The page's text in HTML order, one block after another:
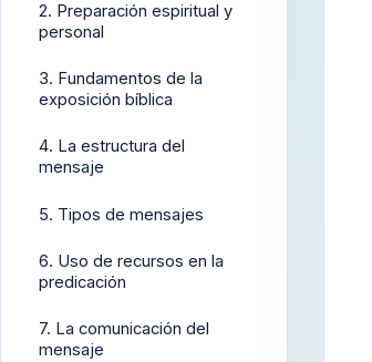
2. Preparación espiritual y
personal
3. Fundamentos de la
exposición bíblica
4. La estructura del
mensaje
5. Tipos de mensajes
6. Uso de recursos en la
predicación
7. La comunicación del
mensaje